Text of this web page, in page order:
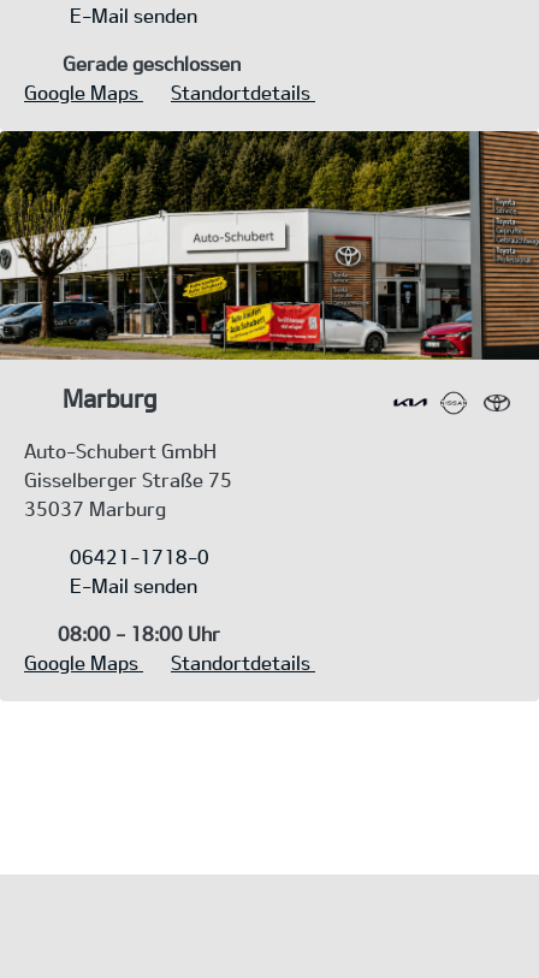
E-Mail senden
Gerade geschlossen
Google Maps
Standortdetails
Marburg
Auto-Schubert GmbH
Gisselberger Straße 75
35037 Marburg
06421-1718-0
E-Mail senden
08:00 - 18:00 Uhr
Google Maps
Standortdetails